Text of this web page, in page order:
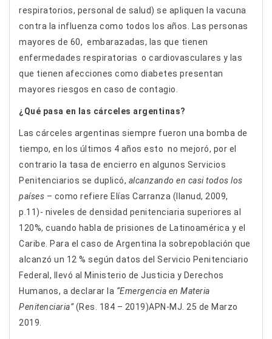
respiratorios, personal de salud) se apliquen la vacuna
contra la influenza como todos los años. Las personas
mayores de 60, embarazadas, las que tienen
enfermedades respiratorias o cardiovasculares y las
que tienen afecciones como diabetes presentan
mayores riesgos en caso de contagio.
¿Qué pasa en las cárceles argentinas?
Las cárceles argentinas siempre fueron una bomba de
tiempo, en los últimos 4 años esto no mejoró, por el
contrario la tasa de encierro en algunos Servicios
Penitenciarios se duplicó, alcanzando en casi todos los
países – como refiere Elías Carranza (Ilanud, 2009,
p.11)- niveles de densidad penitenciaria superiores al
120%, cuando habla de prisiones de Latinoamérica y el
Caribe. Para el caso de Argentina la sobrepoblación que
alcanzó un 12 % según datos del Servicio Penitenciario
Federal, llevó al Ministerio de Justicia y Derechos
Humanos, a declarar la “Emergencia en Materia
Penitenciaria”(Res. 184 – 2019)APN-MJ. 25 de Marzo
2019.